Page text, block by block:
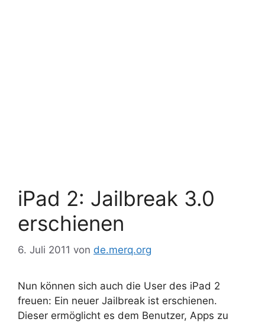
iPad 2: Jailbreak 3.0
erschienen
6. Juli 2011 von de.merq.org
Nun können sich auch die User des iPad 2
freuen: Ein neuer Jailbreak ist erschienen.
Dieser ermöglicht es dem Benutzer, Apps zu